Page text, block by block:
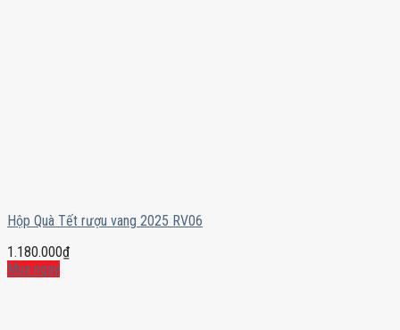
Hộp Quà Tết rượu vang 2025 RV06
1.180.000₫
Mua ngay